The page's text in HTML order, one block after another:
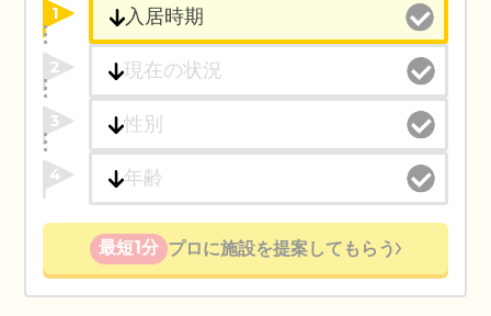
1
2
3
4
最短1分 プロに施設を提案してもらう